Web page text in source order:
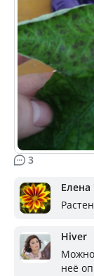
3
Елена
Hiver
Можно
неё